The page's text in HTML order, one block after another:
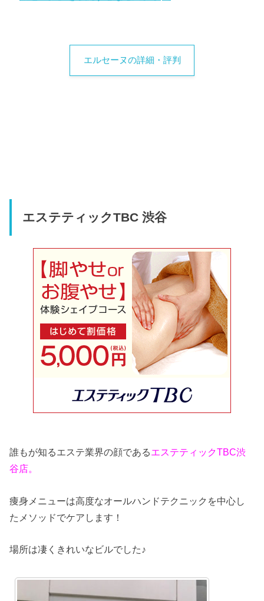
エルセーヌの詳細・評判
エステティックTBC 渋谷
誰もが知るエステ業界の顔であるエステティックTBC渋
谷店。
痩身メニューは高度なオールハンドテクニックを中心し
たメソッドでケアします！
場所は凄くきれいなビルでした♪